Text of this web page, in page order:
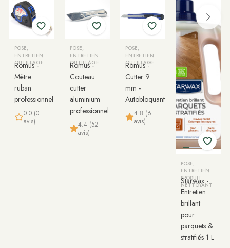
POSE,
ENTRETIEN
OUTILLAGE
Romus -
Mètre
ruban
professionnel
0.0 (0
avis)
POSE,
ENTRETIEN
OUTILLAGE
Romus -
Couteau
cutter
aluminium
professionnel
4.4 (52
avis)
POSE,
ENTRETIEN
OUTILLAGE
Romus -
Cutter 9
mm -
Autobloquant
4.8 (6
avis)
POSE,
ENTRETIEN
PRODUIT
NETTOYANT
Starwax -
Entretien
brillant
pour
parquets &
stratifiés 1 L